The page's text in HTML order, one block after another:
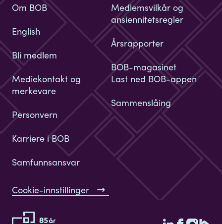
Om BOB
English
Bli medlem
Medlemsvilkår og
ansiennitetsregler
Årsrapporter
BOB-magasinet
Mediekontakt og
merkevare
Personvern
Karriere i BOB
Samfunnsansvar
Last ned BOB-appen
Sammenslåing
Cookie-innstillinger